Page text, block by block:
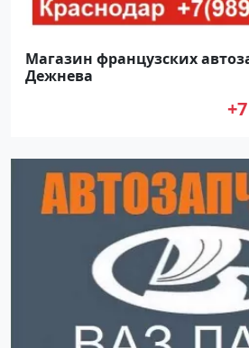
Магазин французских
Дежнева